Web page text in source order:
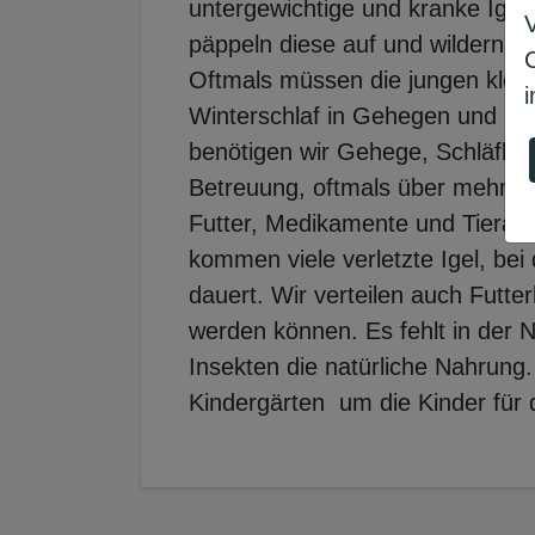
untergewichtige und kranke
päppeln diese auf und wildern
Oftmals müssen die jungen
Winterschlaf in Gehegen und
benötigen wir Gehege,
Betreuung, oftmals über
Futter, Medikamente und
kommen viele verletzte Igel,
dauert. Wir verteilen auch
werden können. Es fehlt in der
Insekten die natürliche
Kindergärten um die Kinder für